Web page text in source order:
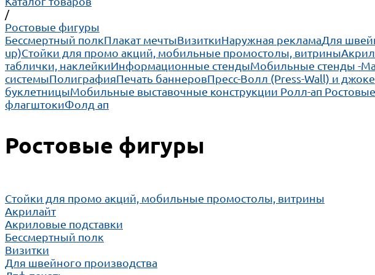
/
Ростовые фигуры
Бессмертный полкПлакат мечтыВизиткиНаружная рекламаДля
up)Cтойки для промо акций, мобильные промостолы, витрины
таблички, наклейкиИнформационные стендыМобильные стенды -
системыПолиграфияПечать баннеровПресс-Волл (Press-Wall) и
буклетницыМобильные выставочные конструкции Ролл-ап
флагштокиФолд ап
Ростовые фигуры
Cтойки для промо акций, мобильные промостолы, витрины
Акрилайт
Акриловые подставки
Бессмертный полк
Визитки
Для швейного производства